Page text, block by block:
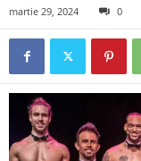
martie 29, 2024 0